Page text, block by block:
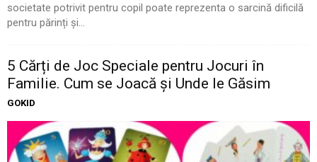
societate potrivit pentru copil poate reprezenta o sarcină dificilă
pentru părinți și...
5 Cărți de Joc Speciale pentru Jocuri în
Familie. Cum se Joacă și Unde le Găsim
GOKID